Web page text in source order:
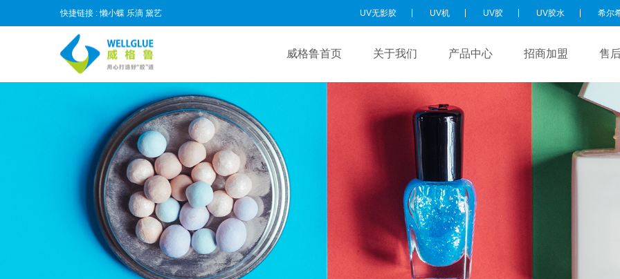
快捷链接 :懒小蝶 乐滴 黛艺 UV无影胶 UV机 UV胶 UV胶水 希尔
威格鲁首页 关于我们 产品中心 招商加盟 售